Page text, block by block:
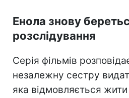
Енола знову
розслідування
Серія фільмів
незалежну сестру
яка відмовляється